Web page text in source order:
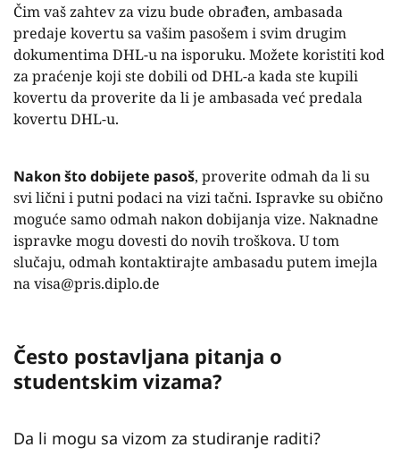
Čim vaš zahtev za vizu bude obrađen, ambasada
predaje kovertu sa vašim pasošem i svim drugim
dokumentima DHL-u na isporuku. Možete koristiti kod
za praćenje koji ste dobili od DHL-a kada ste kupili
kovertu da proverite da li je ambasada već predala
kovertu DHL-u.
Nakon što dobijete pasoš, proverite odmah da li su
svi lični i putni podaci na vizi tačni. Ispravke su obično
moguće samo odmah nakon dobijanja vize. Naknadne
ispravke mogu dovesti do novih troškova. U tom
slučaju, odmah kontaktirajte ambasadu putem imejla
na visa@pris.diplo.de
Često postavljana pitanja o
studentskim vizama?
Da li mogu sa vizom za studiranje raditi?